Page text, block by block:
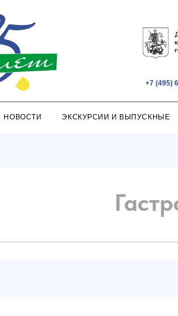
ЭКСКУРСИИ И ВЫПУСКНЫЕ